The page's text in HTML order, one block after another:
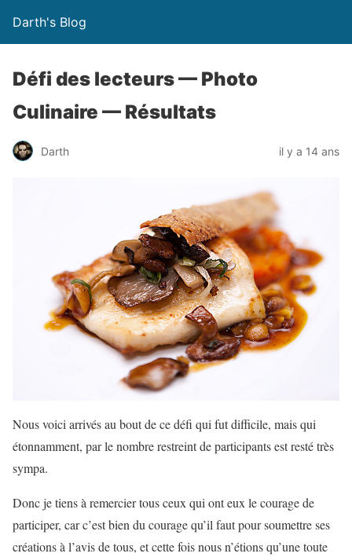
Darth's Blog
Défi des lecteurs — Photo
Culinaire — Résultats
Darth il y a 14 ans
Nous voici arrivés au bout de ce défi qui fut difficile, mais qui
étonnamment, par le nombre restreint de participants est resté très
sympa.
Donc je tiens à remercier tous ceux qui ont eux le courage de
participer, car c’est bien du courage qu’il faut pour soumettre ses
créations à l’avis de tous, et cette fois nous n’étions qu’une toute